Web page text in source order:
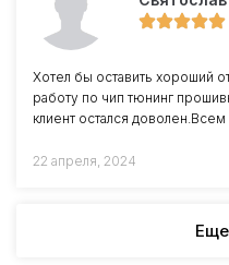
Хотел бы оставить хороший
работу по чип тюнинг
клиент остался доволен.Всем
22 апреля, 2024